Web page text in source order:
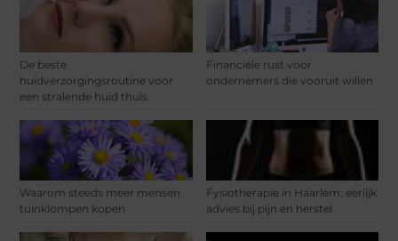
De beste
huidverzorgingsroutine voor
een stralende huid thuis
Financiële rust voor
ondernemers die vooruit willen
Waarom steeds meer mensen
tuinklompen kopen
Fysiotherapie in Haarlem: eerlijk
advies bij pijn en herstel